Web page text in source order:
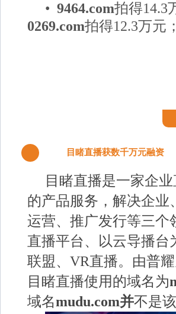
• 9464.com拍得14.3
0269.com拍得12.3万元；
目睹直播获数千万元融资
目睹直播是一家企
的产品服务，解决企业
运营、推广发行等三个
直播平台、以云导播台
联盟、VR直播。由普
目睹直播使用的域名为
域名mudu.com并不是